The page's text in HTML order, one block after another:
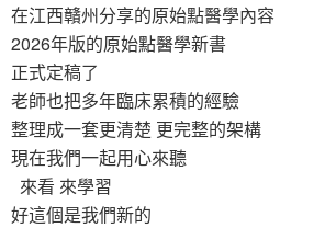
在江西贛州分享的原始點醫學內容
2026年版的原始點醫學新書
正式定稿了
老師也把多年臨床累積的經驗
整理成一套更清楚 更完整的架構
現在我們一起用心來聽
來看 來學習
好這個是我們新的